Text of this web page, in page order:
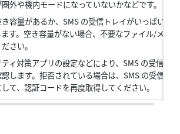
外や機内モードになっていないかなどです。
容量があるか、SMS の受信トレイがいっぱい
す。空き容量がない場合、不要なファイル/メ
さい。
ィ対策アプリの設定などにより、SMS の受信
します。拒否されている場合は、SMS の受信
て、認証コードを再度取得してください。